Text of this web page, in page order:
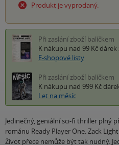
Produkt je vyprodaný.
Při zaslání zboží balíčkem
K nákupu nad 99 Kč dárek
E-shopové listy
Při zaslání zboží balíčkem
K nákupu nad 999 Kč
Let na měsíc
Jedinečný, geniální sci-fi thriller plný
románu Ready Player One. Zack
Život přece nemůže být tak nudný.